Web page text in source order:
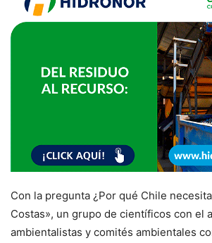
Con la pregunta ¿Por qué Chile
Costas», un grupo de científicos con el
ambientalistas y comités ambientales